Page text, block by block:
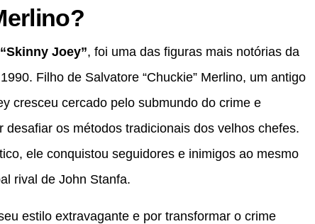
“Skinny Joey”, foi uma das figuras mais notórias da
Filho de Salvatore “Chuckie” Merlino, um antigo
cresceu cercado pelo submundo do crime e
desafiar os métodos tradicionais dos velhos chefes.
ele conquistou seguidores e inimigos ao mesmo
rival de John Stanfa.
estilo extravagante e por transformar o crime